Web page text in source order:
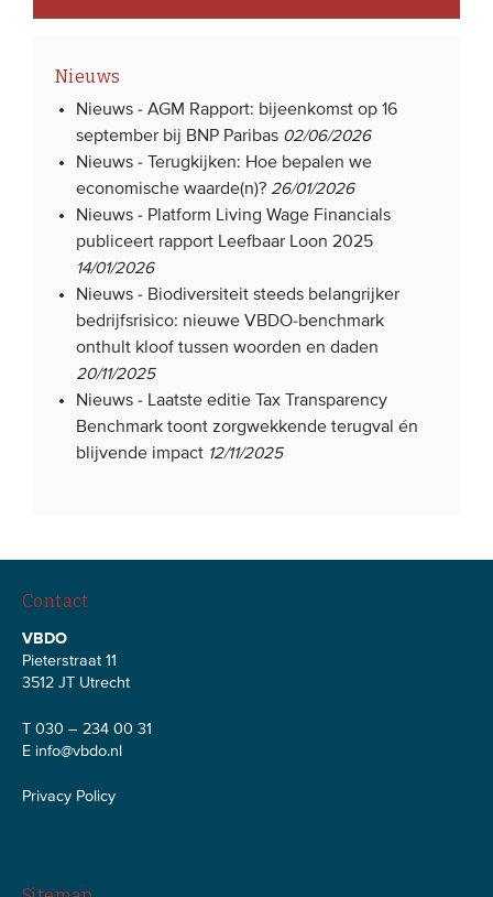
Nieuws
Nieuws -AGM Rapport: bijeenkomst op 16
september bij BNP Paribas 02/06/2026
Nieuws -
Terugkijken: Hoe bepalen we
economische waarde(n)? 26/01/2026
Nieuws - Platform Living Wage Financials
publiceert rapport Leefbaar Loon 2025
14/01/2026
Nieuws - Biodiversiteit steeds belangrijker
bedrijfsrisico: nieuwe VBDO-benchmark
onthult kloof tussen woorden en daden
20/11/2025
Nieuws - Laatste editie Tax Transparency
Benchmark toont zorgwekkende terugval én
blijvende impact 12/11/2025
Contact
VBDO
Pieterstraat 11
3512 JT Utrecht
T 030 – 234 00 31
E info@vbdo.nl
Privacy Policy